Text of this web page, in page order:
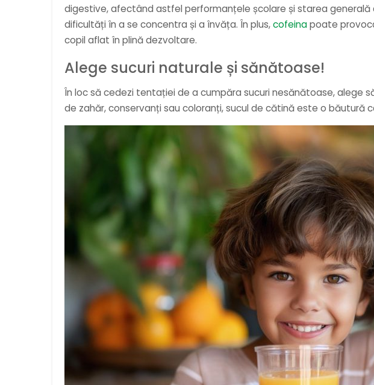
digestive, afectând astfel performanțele școlare și starea
dificultăți în a se concentra și a învăța. În plus,cofeinapoate
copil aflat în plină dezvoltare.
Alege sucuri naturale și sănătoase!
În loc să cedezi tentației de a cumpăra sucuri nesănătoase, alege
de zahăr, conservanți sau coloranți, sucul de cătină este o